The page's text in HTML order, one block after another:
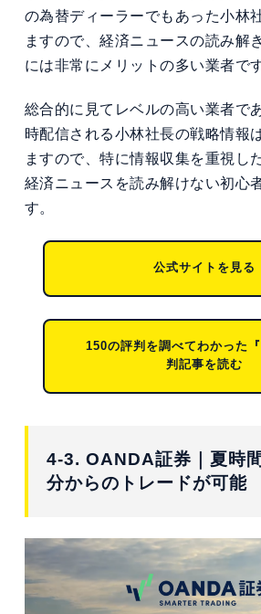
の為替ディーラーでもあった小林
ますので、経済ニュースの読み解
には非常にメリットの多い業者です
総合的に見てレベルの高い業者で
時配信される小林社長の戦略情報
ますので、特に情報収集を重視し
経済ニュースを読み解けない初心
す。
公式サイトを見る
150の評判を調べてわかった
判記事を読む
4-3. OANDA証券｜夏時
分からのトレードが可能